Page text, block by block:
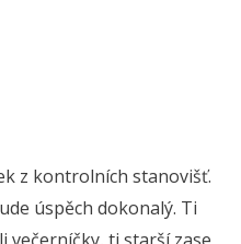
z kontrolních stanovišť.
úspěch dokonalý. Ti